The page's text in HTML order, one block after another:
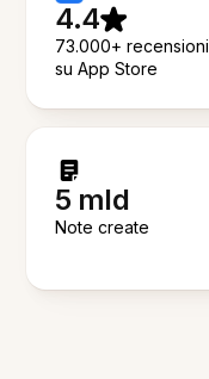
4.4
73.000+ recensioni
su App Store
5 mld
Note create